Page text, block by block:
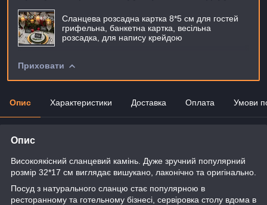
Сланцева розсадна картка 8*5 см для гостей
грифельна, банкетна картка, весільна
розсадка, для напису крейдою
Приховати
Опис Характеристики Доставка Оплата Умови
Опис
Високоякісний сланцевий камінь. Дуже зручний популярний
розмір 32*17 см виглядає вишукано, лаконічно та оригінально.
Посуд з натурального сланцю стає популярною в
ресторанному та готельному бізнесі, сервіровка столу вдома в